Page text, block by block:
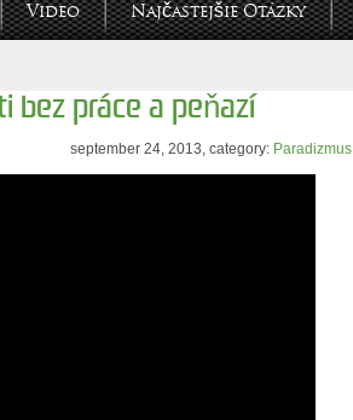
Video Najčastejšie Otázky
bez práce a peňazí
september 24, 2013, category: Paradizmus